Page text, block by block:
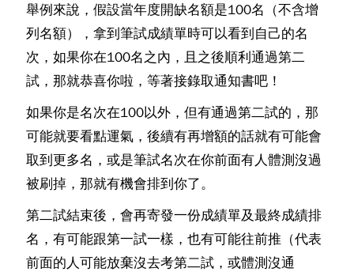
舉例來說，假設當年度開缺名額是100名（不含增
列名額），拿到筆試成績單時可以看到自己的名
次，如果你在100名之內，且之後順利通過第二
試，那就恭喜你啦，等著接錄取通知書吧！
如果你是名次在100以外，但有通過第二試的，那
可能就要看點運氣，後續有再增額的話就有可能會
取到更多名，或是筆試名次在你前面有人體測沒過
被刷掉，那就有機會排到你了。
第二試結束後，會再寄發一份成績單及最終成績排
名，有可能跟第一試一樣，也有可能往前推（代表
前面的人可能放棄沒去考第二試，或體測沒通